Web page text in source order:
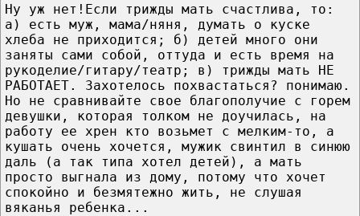
Ну уж нет!Если трижды мать счастлива, то:
а) есть муж, мама/няня, думать о куске
хлеба не приходится; б) детей много они
заняты сами собой, оттуда и есть время на
рукоделие/гитару/театр; в) трижды мать НЕ
РАБОТАЕТ. Захотелось похвастаться? понимаю.
Но не сравнивайте свое благополучие с горем
девушки, которая толком не доучилась, на
работу ее хрен кто возьмет с мелким-то, а
кушать очень хочется, мужик свинтил в синюю
даль (а так типа хотел детей), а мать
просто выгнала из дому, потому что хочет
спокойно и безмятежно жить, не слушая
вяканья ребенка...